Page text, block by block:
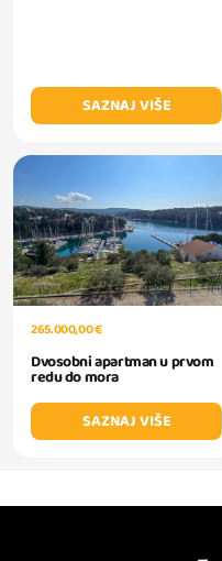
SAZNAJ VIŠE
265.000,00 €
Dvosobni apartman u prvom
redu do mora
SAZNAJ VIŠE